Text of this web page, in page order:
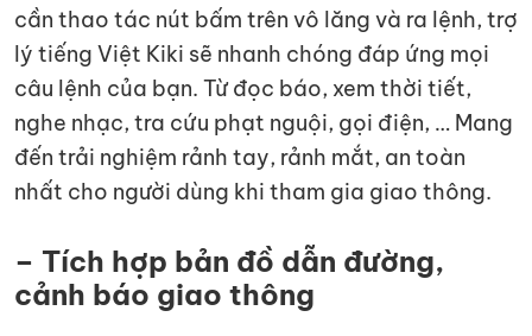
cần thao tác nút bấm trên vô lăng và ra lệnh, trợ
lý tiếng Việt Kiki sẽ nhanh chóng đáp ứng mọi
câu lệnh của bạn. Từ đọc báo, xem thời tiết,
nghe nhạc, tra cứu phạt nguội, gọi điện, … Mang
đến trải nghiệm rảnh tay, rảnh mắt, an toàn
nhất cho người dùng khi tham gia giao thông.
– Tích hợp bản đồ dẫn đường,
cảnh báo giao thông